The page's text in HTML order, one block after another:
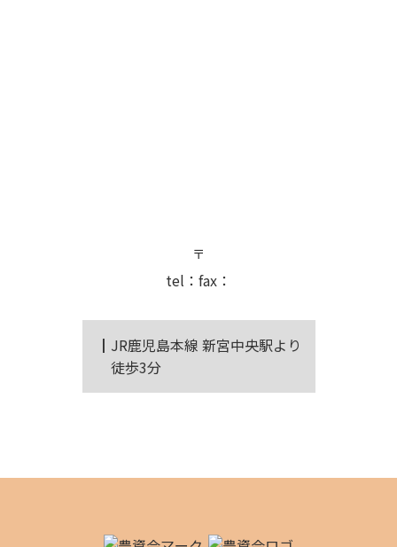
┃ JR鹿児島本線 新宮中央駅より
徒歩3分